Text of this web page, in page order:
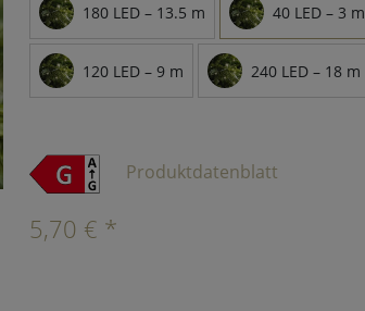
180 LED – 13.5 m 40 LED – 3 m
120 LED – 9 m 240 LED – 18 m
Produktdatenblatt
5,70 € *